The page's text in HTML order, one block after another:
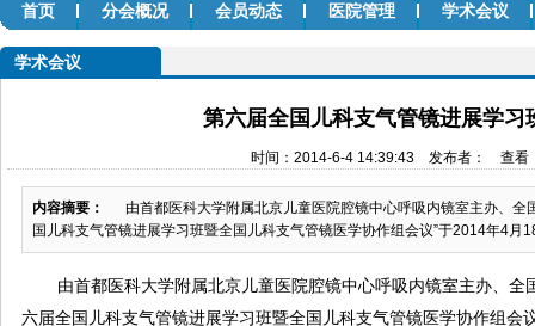
首页 分会概况 会员动态 医院管理 学术会议
学术会议
第六届全国儿科支气管镜进展学习
时间：2014-6-4 14:39:43 发布者： 查看
内容摘要：
由首都医科大学附属北京儿童医院腔镜中心呼吸内镜室主办、全
国儿科支气管镜进展学习班暨全国儿科支气管镜医学协作组会议”于2014年4月
由首都医科大学附属北京儿童医院腔镜中心呼吸内镜室主办、全
六届全国儿科支气管镜进展学习班暨全国儿科支气管镜医学协作组会